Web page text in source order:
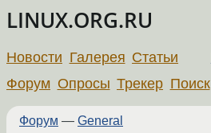
LINUX.ORG.RU
Новости Галерея Статьи
Форум Опросы Трекер Поиск
Форум — General